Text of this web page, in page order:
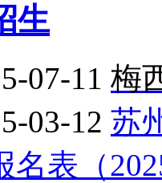
生
07-11 梅
03-12 苏
名表（